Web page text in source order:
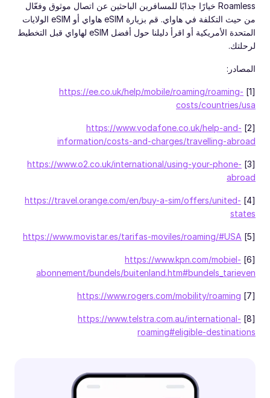
Roamless خيارًا جذابًا للمسافرين الباحثين عن اتصال موثوق وفعّال
من حيث التكلفة في هاواي. قم بزيارة eSIM هاواي أو eSIM الولايات
المتحدة الأمريكية أو اقرأ دليلنا حول أفضل eSIM لهاواي قبل التخطيط
لرحلتك.
المصادر:
[1]
https://ee.co.uk/help/mobile/roaming/roaming-
costs/countries/usa
[2]
https://www.vodafone.co.uk/help-and-
information/costs-and-charges/travelling-abroad
[3]
https://www.o2.co.uk/international/using-your-phone-
abroad
[4]
https://travel.orange.com/en/buy-a-sim/offers/united-
states
[5]
https://www.movistar.es/tarifas-moviles/roaming/#USA
[6]
https://www.kpn.com/mobiel-
abonnement/bundels/buitenland.htm#bundels_tarieven
[7]
https://www.rogers.com/mobility/roaming
[8]
https://www.telstra.com.au/international-
roaming#eligible-destinations